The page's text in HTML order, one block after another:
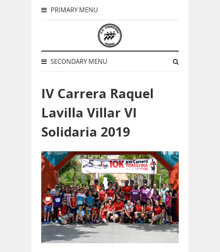
PRIMARY MENU
SECONDARY MENU
IV Carrera Raquel
Lavilla Villar VI
Solidaria 2019